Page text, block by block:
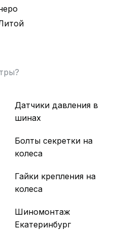
Датчики давления в
шинах
Болты секретки на
колеса
Гайки крепления на
колеса
Шиномонтаж
Екатеринбург